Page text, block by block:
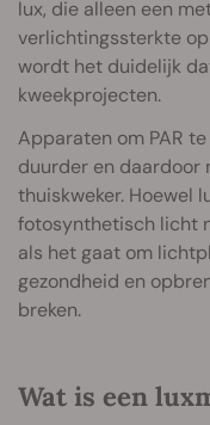
lux, die alleen een
verlichtingssterkte
wordt het duidelijk
kweekprojecten.
Apparaten om PAR
duurder en daardoor
thuiskweker. Hoewel
fotosynthetisch licht
als het gaat om
gezondheid en
breken.
Wat is een